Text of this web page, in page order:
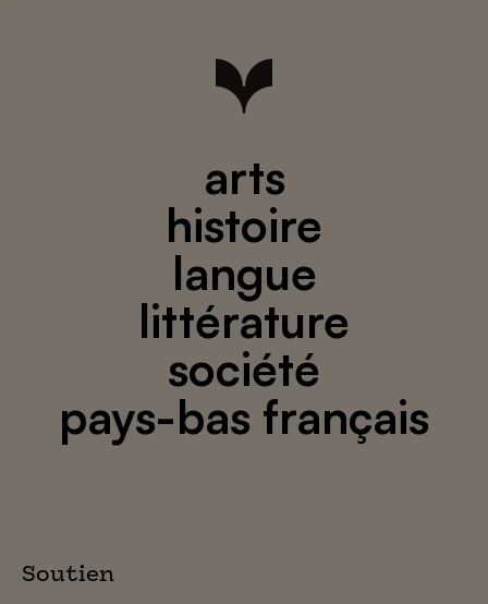
arts
histoire
langue
littérature
société
pays-bas français
Soutien